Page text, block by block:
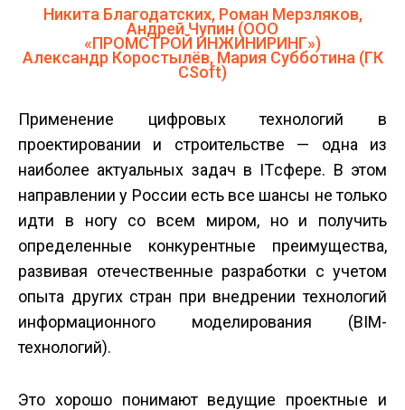
Никита Благодатских, Роман Мерзляков,
Андрей Чупин (ООО
«ПРОМСТРОЙ ИНЖИНИРИНГ»)
Александр Коростылёв, Мария Субботина (ГК
CSoft)
Применение цифровых технологий в
проектировании и строительстве — одна из
наиболее актуальных задач в IT­сфере. В этом
направлении у России есть все шансы не только
идти в ногу со всем миром, но и получить
определенные конкурентные преимущества,
развивая отечественные разработки с учетом
опыта других стран при внедрении технологий
информационного моделирования (BIM­
технологий).
Это хорошо понимают ведущие проектные и